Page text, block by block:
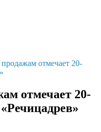
отмечает 20-
отмечает 20-